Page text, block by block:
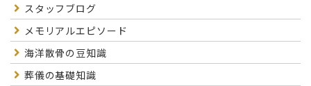
スタッフブログ
メモリアルエピソード
海洋散骨の豆知識
葬儀の基礎知識